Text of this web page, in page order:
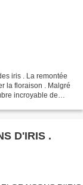
iris . La remontée
la floraison . Malgré
incroyable de
D'IRIS .